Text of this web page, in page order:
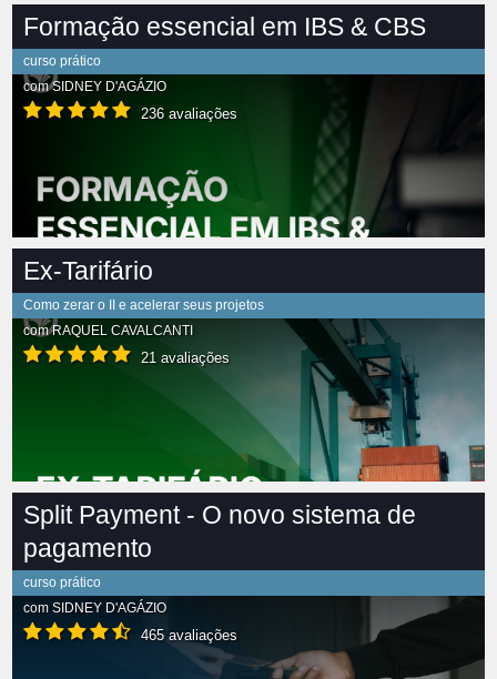
Formação essencial em IBS & CBS
curso prático
comSIDNEY D'AGÁZIO
236 avaliações
Ex-Tarifário
Como zerar o II e acelerar seus projetos
comRAQUEL CAVALCANTI
21 avaliações
Split Payment - O novo sistema de
pagamento
curso prático
com SIDNEY D'AGÁZIO
465 avaliações